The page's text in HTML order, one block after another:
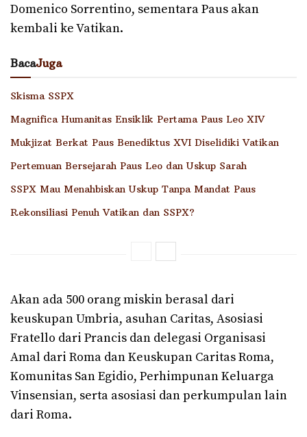
Domenico Sorrentino, sementara Paus akan
kembali ke Vatikan.
BacaJuga
Skisma SSPX
Magnifica Humanitas Ensiklik Pertama Paus Leo XIV
Mukjizat Berkat Paus Benediktus XVI Diselidiki Vatikan
Pertemuan Bersejarah Paus Leo dan Uskup Sarah
SSPX Mau Menahbiskan Uskup Tanpa Mandat Paus
Rekonsiliasi Penuh Vatikan dan SSPX?
Akan ada 500 orang miskin berasal dari
keuskupan Umbria, asuhan Caritas, Asosiasi
Fratello dari Prancis dan delegasi Organisasi
Amal dari Roma dan Keuskupan Caritas Roma,
Komunitas San Egidio, Perhimpunan Keluarga
Vinsensian, serta asosiasi dan perkumpulan lain
dari Roma.